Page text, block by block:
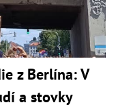
z Berlína: V
a stovky